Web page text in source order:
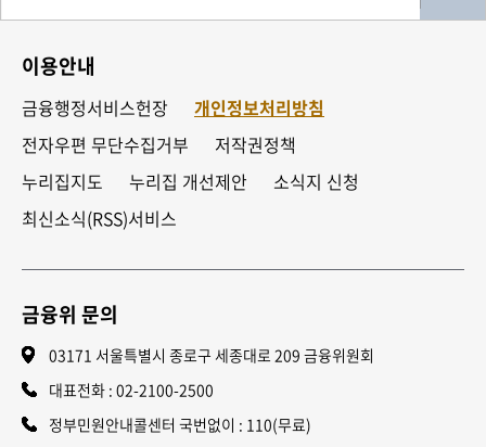
이용안내
금융행정서비스헌장
개인정보처리방침
전자우편 무단수집거부
저작권정책
누리집지도
누리집 개선제안
소식지 신청
최신소식(RSS)서비스
금융위 문의
03171 서울특별시 종로구 세종대로 209 금융위원회
대표전화 : 02-2100-2500
정부민원안내콜센터 국번없이 : 110(무료)